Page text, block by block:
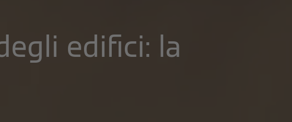
edifici: la